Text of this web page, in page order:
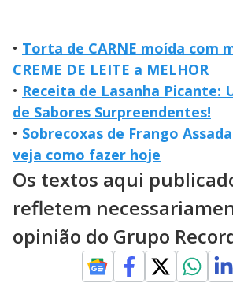
• Torta de CARNE moída com
CREME DE LEITE a MELHOR
• Receita de Lasanha Picante:
de Sabores Surpreendentes!
• Sobrecoxas de Frango
veja como fazer hoje
Os textos aqui
refletem
opinião do Grupo